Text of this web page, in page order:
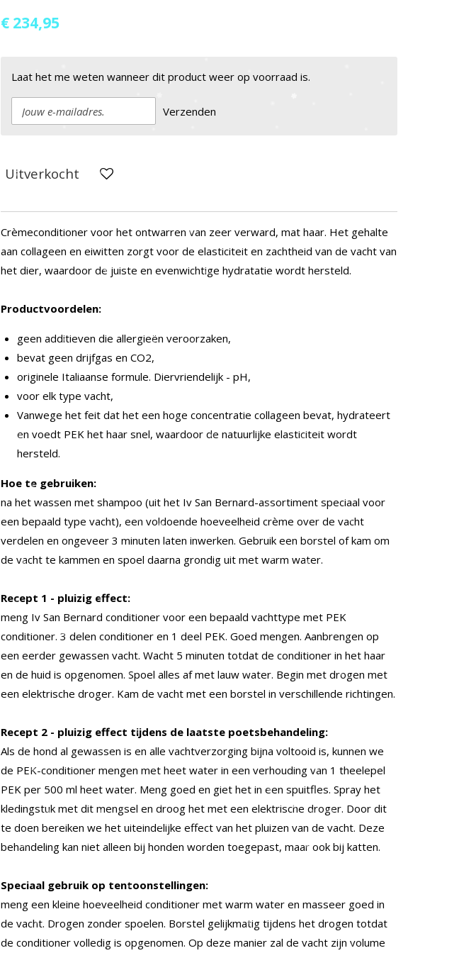
€ 234,95
Laat het me weten wanneer dit product weer op voorraad is.
Verzenden
Uitverkocht
Crèmeconditioner voor het ontwarren van zeer verward, mat haar. Het gehalte
aan collageen en eiwitten zorgt voor de elasticiteit en zachtheid van de vacht van
het dier, waardoor de juiste en evenwichtige hydratatie wordt hersteld.
Productvoordelen:
geen additieven die allergieën veroorzaken,
bevat geen drijfgas en CO2,
originele Italiaanse formule. Diervriendelijk - pH,
voor elk type vacht,
Vanwege het feit dat het een hoge concentratie collageen bevat, hydrateert
en voedt PEK het haar snel, waardoor de natuurlijke elasticiteit wordt
hersteld.
Hoe te gebruiken:
na het wassen met shampoo (uit het Iv San Bernard-assortiment speciaal voor
een bepaald type vacht), een voldoende hoeveelheid crème over de vacht
verdelen en ongeveer 3 minuten laten inwerken. Gebruik een borstel of kam om
de vacht te kammen en spoel daarna grondig uit met warm water.
Recept 1 - pluizig effect:
meng Iv San Bernard conditioner voor een bepaald vachttype met PEK
conditioner. 3 delen conditioner en 1 deel PEK. Goed mengen. Aanbrengen op
een eerder gewassen vacht. Wacht 5 minuten totdat de conditioner in het haar
en de huid is opgenomen. Spoel alles af met lauw water. Begin met drogen met
een elektrische droger. Kam de vacht met een borstel in verschillende richtingen.
Recept 2 - pluizig effect tijdens de laatste poetsbehandeling:
Als de hond al gewassen is en alle vachtverzorging bijna voltooid is, kunnen we
de PEK-conditioner mengen met heet water in een verhouding van 1 theelepel
PEK per 500 ml heet water. Meng goed en giet het in een spuitfles. Spray het
kledingstuk met dit mengsel en droog het met een elektrische droger. Door dit
te doen bereiken we het uiteindelijke effect van het pluizen van de vacht. Deze
behandeling kan niet alleen bij honden worden toegepast, maar ook bij katten.
Speciaal gebruik op tentoonstellingen:
meng een kleine hoeveelheid conditioner met warm water en masseer goed in
de vacht. Drogen zonder spoelen. Borstel gelijkmatig tijdens het drogen totdat
de conditioner volledig is opgenomen. Op deze manier zal de vacht zijn volume